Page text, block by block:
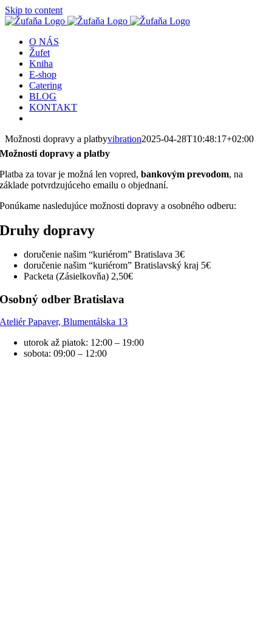
Skip to content
O NÁS
Žufet
Kniha
E-shop
Catering
BLOG
KONTAKT
Možnosti dopravy a platbyvibration2025-04-28T10:48:17+02:00
Možnosti dopravy a platby
Platba za tovar je možná len vopred,bankovým prevodom, na
základe potvrdzujúceho emailu o objednaní.
Ponúkame nasledujúce možnosti dopravy a osobného odberu:
Druhy dopravy
doručenie našim “kuriérom” Bratislava 3€
doručenie našim “kuriérom” Bratislavský kraj 5€
Packeta (Zásielkovňa) 2,50€
Osobný odber Bratislava
Ateliér Papaver, Blumentálska 13
utorok až piatok: 12:00 – 19:00
sobota: 09:00 – 12:00